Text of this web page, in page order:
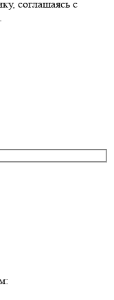
соглашаясь с
.